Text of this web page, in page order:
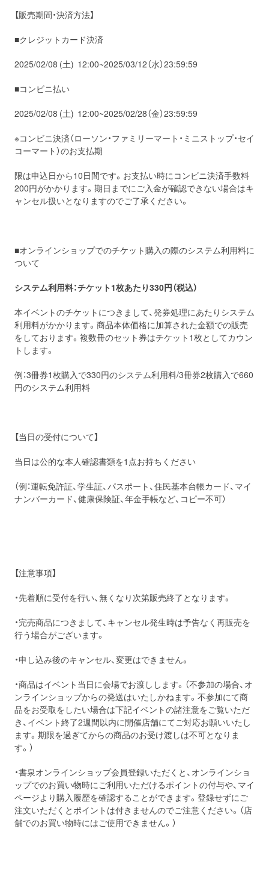
【販売期間・決済方法】
■クレジットカード決済
2025/02/08 (土) 12:00~2025/03/12（水）23:59:59
■コンビニ払い
2025/02/08 (土) 12:00~2025/02/28（金）23:59:59
※コンビニ決済（ローソン・ファミリーマート・ミニストップ・セイ
コーマート）のお支払期
限は申込日から10日間です。お支払い時にコンビニ決済手数料
200円がかかります。期日までにご入金が確認できない場合はキ
ャンセル扱いとなりますのでご了承ください。
■オンラインショップでのチケット購入の際のシステム利用料に
ついて
システム利用料：チケット1枚あたり330円（税込）
本イベントのチケットにつきまして、発券処理にあたりシステム
利用料がかかります。商品本体価格に加算された金額での販売
をしております。複数冊のセット券はチケット1枚としてカウン
トします。
例：3冊券1枚購入で330円のシステム利用料/3冊券2枚購入で660
円のシステム利用料
【当日の受付について】
当日は公的な本人確認書類を1点お持ちください
（例：運転免許証、学生証、パスポート、住民基本台帳カード、マイ
ナンバーカード、健康保険証、年金手帳など、コピー不可）
【注意事項】
・先着順に受付を行い、無くなり次第販売終了となります。
・完売商品につきまして、キャンセル発生時は予告なく再販売を
行う場合がございます。
・申し込み後のキャンセル、変更はできません。
・商品はイベント当日に会場でお渡しします。（不参加の場合、オ
ンラインショップからの発送はいたしかねます。不参加にて商
品をお受取をしたい場合は下記イベントの諸注意をご覧いただ
き、イベント終了2週間以内に開催店舗にてご対応お願いいたし
ます。期限を過ぎてからの商品のお受け渡しは不可となりま
す。）
・書泉オンラインショップ会員登録いただくと、オンラインショ
ップでのお買い物時にご利用いただけるポイントの付与や、マイ
ページより購入履歴を確認することができます。登録せずにご
注文いただくとポイントは付きませんのでご注意ください。（店
舗でのお買い物時にはご使用できません。）